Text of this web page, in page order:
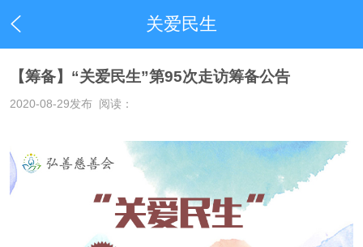
关爱民生
【筹备】“关爱民生”第95次走访筹备公告
2020-08-29发布 阅读：